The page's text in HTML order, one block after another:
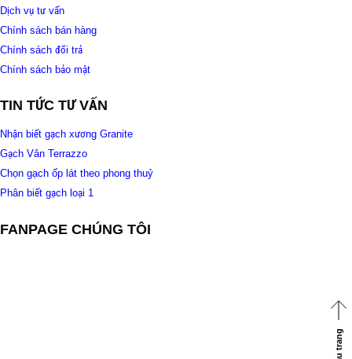
Dịch vụ tư vấn
Chính sách bán hàng
Chính sách đổi trả
Chính sách bảo mật
TIN TỨC TƯ VẤN
Nhận biết gạch xương Granite
Gạch Vân Terrazzo
Chọn gạch ốp lát theo phong thuỷ
Phân biết gạch loại 1
FANPAGE CHÚNG TÔI